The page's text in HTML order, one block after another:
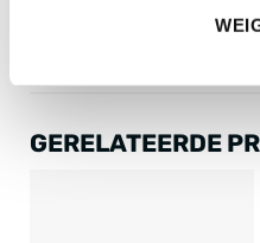
GERELATEERDE